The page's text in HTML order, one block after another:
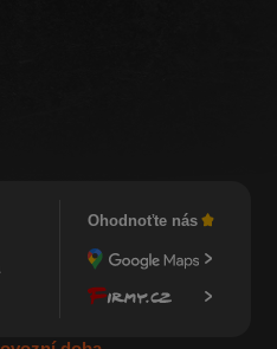
Ohodnoťte nás